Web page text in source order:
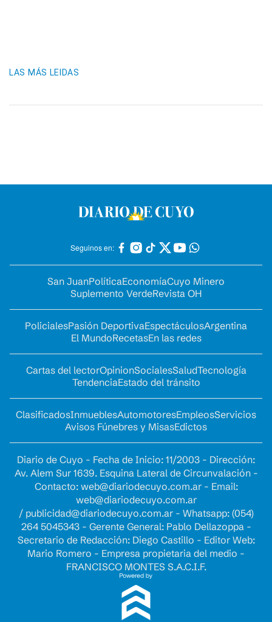
LAS MÁS LEIDAS
Seguinos en:
San JuanPolíticaEconomíaCuyo Minero
Suplemento VerdeRevista OH
PolicialesPasión DeportivaEspectáculosArgentina
El MundoRecetasEn las redes
Cartas del lectorOpinionSocialesSaludTecnología
TendenciaEstado del tránsito
ClasificadosInmueblesAutomotoresEmpleosServicios
Avisos Fúnebres y MisasEdictos
Diario de Cuyo - Fecha de Inicio: 11/2003 - Dirección:
Av. Alem Sur 1639. Esquina Lateral de Circunvalación -
Contacto: web@diariodecuyo.com.ar- Email:
web@diariodecuyo.com.ar
/ publicidad@diariodecuyo.com.ar- Whatsapp: (054)
264 5045343 - Gerente General: Pablo Dellazoppa -
Secretario de Redacción: Diego Castillo - Editor Web:
Mario Romero - Empresa propietaria del medio -
FRANCISCO MONTES S.A.C.I.F.